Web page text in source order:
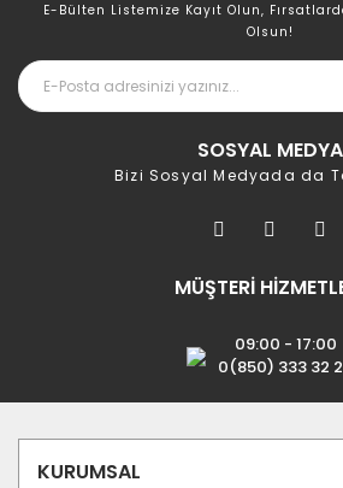
E-Bülten Listemize Kayıt Olun,
Olsun!
SOSYAL MEDYA
Bizi Sosyal Medyada da
MÜŞTERİ
09:00 - 17:00
0(850) 333 32
KURUMSAL